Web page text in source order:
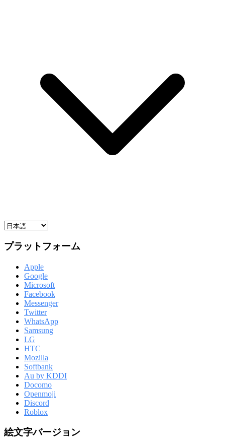
プラットフォーム
Apple
Google
Microsoft
Facebook
Messenger
Twitter
WhatsApp
Samsung
LG
HTC
Mozilla
Softbank
Au by KDDI
Docomo
Openmoji
Discord
Roblox
絵文字バージョン